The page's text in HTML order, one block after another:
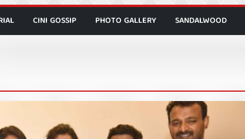
CINI GOSSIP PHOTO GALLERY SANDALWOOD